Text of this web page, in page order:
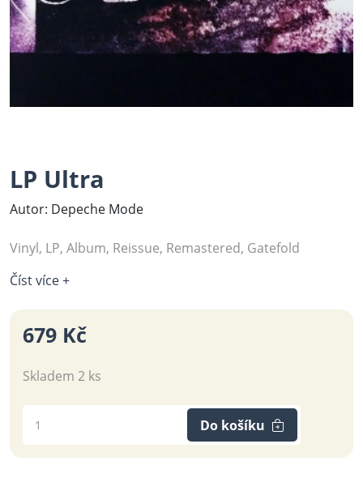
LP Ultra
Autor: Depeche Mode
Vinyl, LP, Album, Reissue, Remastered, Gatefold
Číst více +
679 Kč
Skladem 2 ks
Do košíku